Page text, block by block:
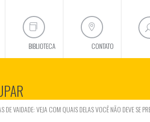
BIBLIOTECA CONTATO
DE VAIDADE: VEJA COM QUAIS DELAS VOCÊ NÃO DEVE SE